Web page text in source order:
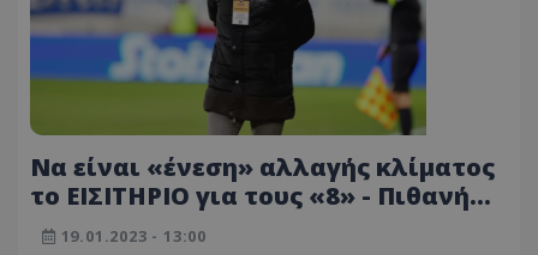
Να είναι «ένεση» αλλαγής κλίματος
το ΕΙΣΙΤΗΡΙΟ για τους «8» - Πιθανή
ενδεκάδα
19.01.2023 - 13:00